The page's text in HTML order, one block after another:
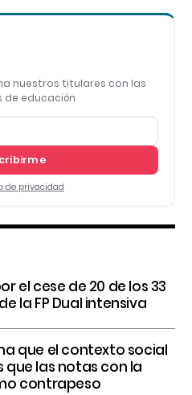
nuestros titulares con las
educación
de privacidad
el cese de 20 de los 33
la FP Dual intensiva
que el contexto social
las notas con la
contrapeso